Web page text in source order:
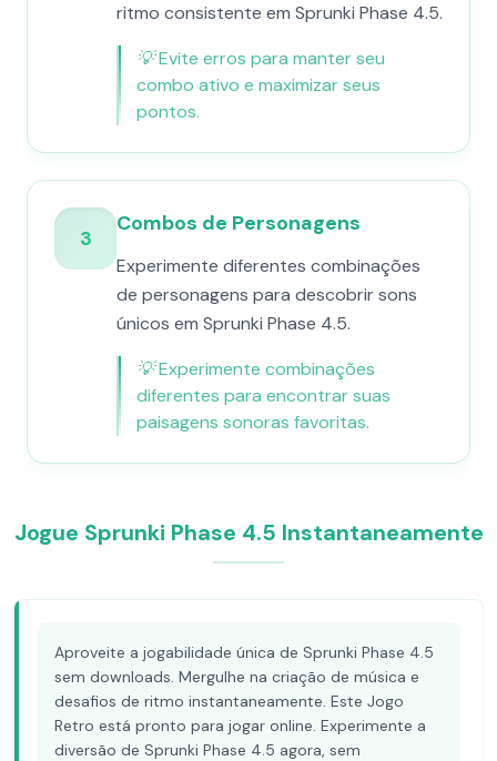
ritmo consistente em Sprunki Phase 4.5.
💡Evite erros para manter seu
combo ativo e maximizar seus
pontos.
3
Combos de Personagens
Experimente diferentes combinações
de personagens para descobrir sons
únicos em Sprunki Phase 4.5.
💡Experimente combinações
diferentes para encontrar suas
paisagens sonoras favoritas.
Jogue Sprunki Phase 4.5 Instantaneamente
Aproveite a jogabilidade única de Sprunki Phase 4.5
sem downloads. Mergulhe na criação de música e
desafios de ritmo instantaneamente. Este Jogo
Retro está pronto para jogar online. Experimente a
diversão de Sprunki Phase 4.5 agora, sem